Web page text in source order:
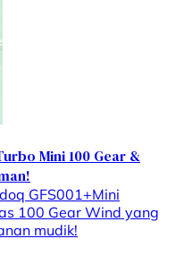
Mini 100 Gear &
GFS001+Mini
100 Gear Wind yang
mudik!